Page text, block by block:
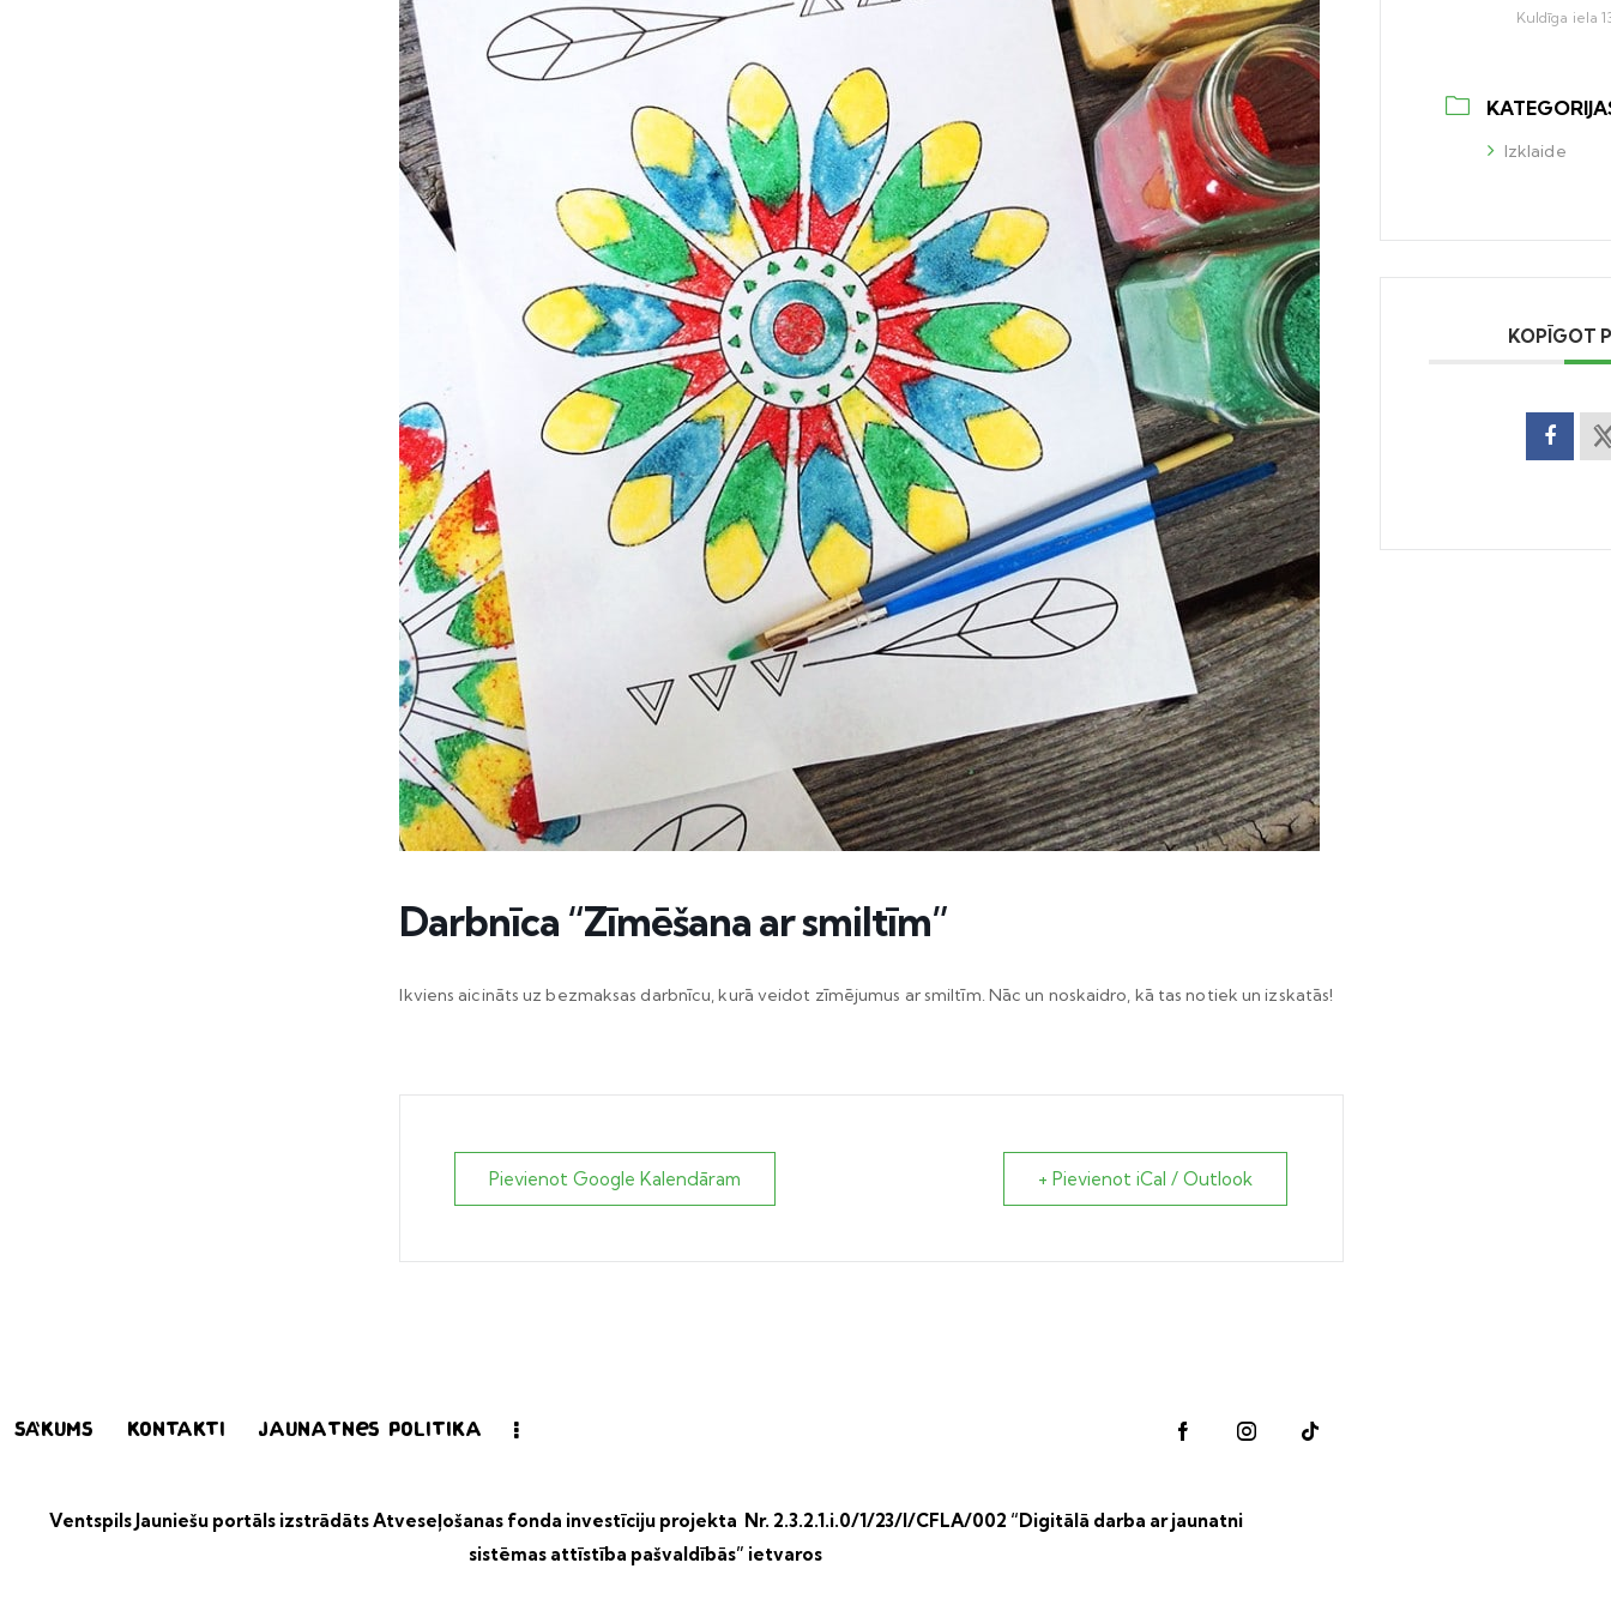
Darbnīca “Zīmēšana ar smiltīm”
Ikviens aicināts uz bezmaksas darbnīcu, kurā veidot zīmējumus ar smiltīm. Nāc un noskaidro, kā tas notiek un izskatās!
Pievienot Google Kalendāram + Pievienot iCal / Outlook
Kuldīga iela
Izklaide
KOPĪGOT
Sākums Kontakti Jaunatnes politika
Ventspils Jauniešu portāls izstrādātsAtveseļošanas fonda investīciju projekta Nr. 2.3.2.1.i.0/1/23/I/CFLA/002 “Digitālā darba ar jaunatni
sistēmas attīstība pašvaldībās” ietvaros